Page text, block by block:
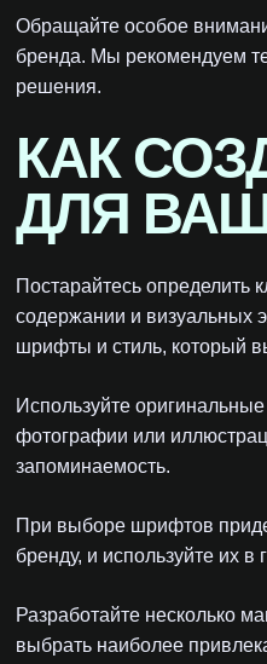
Обращайте особое
бренда. Мы рекомендуем
решения.
КАК
ДЛЯ
Постарайтесь определить
содержании и визуальных
шрифты и стиль, который
Используйте
фотографии или
запоминаемость.
При выборе шрифтов
бренду, и используйте их
Разработайте несколько
выбрать наиболее